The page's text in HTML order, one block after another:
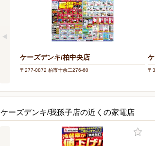
ケーズデンキ/柏中央店
〒277-0872 柏市十余二276-60 〒
ケーズデンキ/我孫子店の近くの家電店